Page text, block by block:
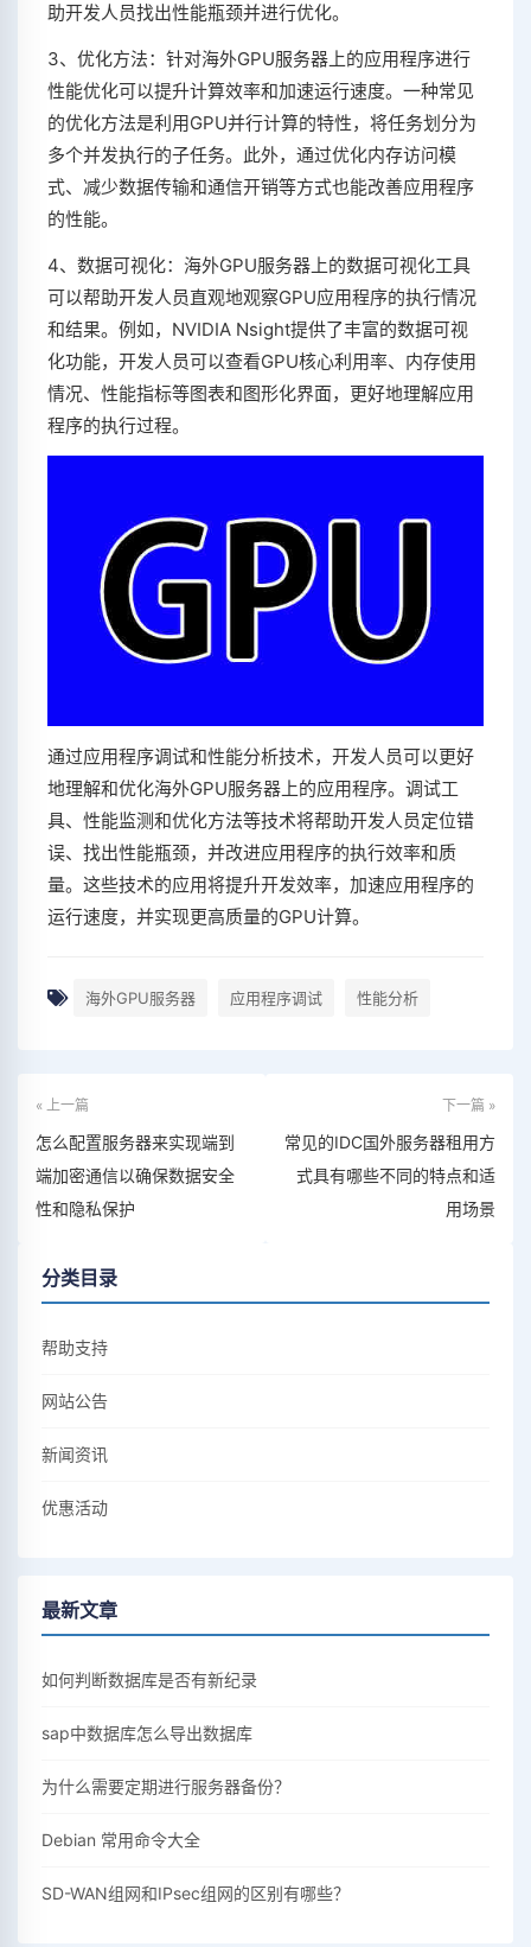
助开发人员找出性能瓶颈并进行优化。
3、优化方法：针对海外GPU服务器上的应用程序进行
性能优化可以提升计算效率和加速运行速度。一种常见
的优化方法是利用GPU并行计算的特性，将任务划分为
多个并发执行的子任务。此外，通过优化内存访问模
式、减少数据传输和通信开销等方式也能改善应用程序
的性能。
4、数据可视化：海外GPU服务器上的数据可视化工具
可以帮助开发人员直观地观察GPU应用程序的执行情况
和结果。例如，NVIDIA Nsight提供了丰富的数据可视
化功能，开发人员可以查看GPU核心利用率、内存使用
情况、性能指标等图表和图形化界面，更好地理解应用
程序的执行过程。
通过应用程序调试和性能分析技术，开发人员可以更好
地理解和优化海外GPU服务器上的应用程序。调试工
具、性能监测和优化方法等技术将帮助开发人员定位错
误、找出性能瓶颈，并改进应用程序的执行效率和质
量。这些技术的应用将提升开发效率，加速应用程序的
运行速度，并实现更高质量的GPU计算。
海外GPU服务器 应用程序调试 性能分析
« 上一篇
怎么配置服务器来实现端到
端加密通信以确保数据安全
性和隐私保护
下一篇 »
常见的IDC国外服务器租用方
式具有哪些不同的特点和适
用场景
分类目录
帮助支持
网站公告
新闻资讯
优惠活动
最新文章
如何判断数据库是否有新纪录
sap中数据库怎么导出数据库
为什么需要定期进行服务器备份？
Debian 常用命令大全
SD-WAN组网和IPsec组网的区别有哪些？